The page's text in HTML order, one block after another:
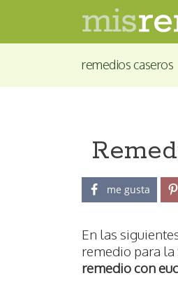
remedios caseros
me gusta
En las
remedio para la
remedio con